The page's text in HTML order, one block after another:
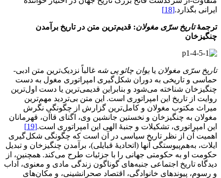
ایرانی بگذارد.[18]
ترجمۀتاریخ سرّی مغولان: قدیم‌ترین متن در تاریخ برآمدن
چنگیزخان
تاریخ سرّی مغولان یایوان چائو پی شه غالباً نزدیک‌ترین متن ادبی-
حماسی و تاریخی به دوران شکل‌گیری امپراتوری مغول به دست
چنگیزخان شناخته می‌شود و بنابراین قدیمی‌ترین یا دست اول‌ترین
روایت از تاریخ این امپراتوری است. این متن بی‌تردید مهم‌ترین
میراث مکتوب مغولان و کامل‌ترین گزارش از چگونگی نگرش
مغولان به چنگیزخان و نخستین جانشین وی، اگتای قاآن، قهرمانان
این امپراتوری، تشکیلات و جنبۀ الهی این امپراتوری است.[19]
اهمیت آن از نظر تاریخ سیاسی در آن است که چگونگی شکل‌گیری
ایلات، به‌هم‌پیوستگی آنها (اتحادیۀ قبایلی)، برآمدن چنگیزخان و تبدیل
حکومت او به حکومتی جهانی را با جزئیات طرح می‌کند. همچنین، از
دیدگاه تاریخ اجتماعی جنبه‌های گوناگون زندگی مادی و معنوی، آداب
و رسوم، پیوندهای خانوادگی، اقتصاد صحرانشینی، و مکان‌های